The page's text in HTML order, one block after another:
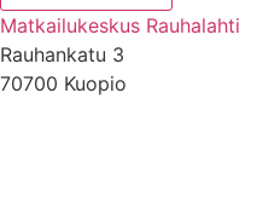
Matkailukeskus Rauhalahti
Rauhankatu 3
70700 Kuopio